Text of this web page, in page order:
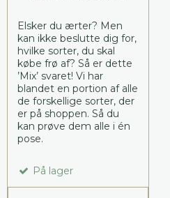
Elsker du ærter? Men
kan ikke beslutte dig for,
hvilke sorter, du skal
købe frø af? Så er dette
’Mix’ svaret! Vi har
blandet en portion af alle
de forskellige sorter, der
er på shoppen. Så du
kan prøve dem alle i én
pose.
På lager